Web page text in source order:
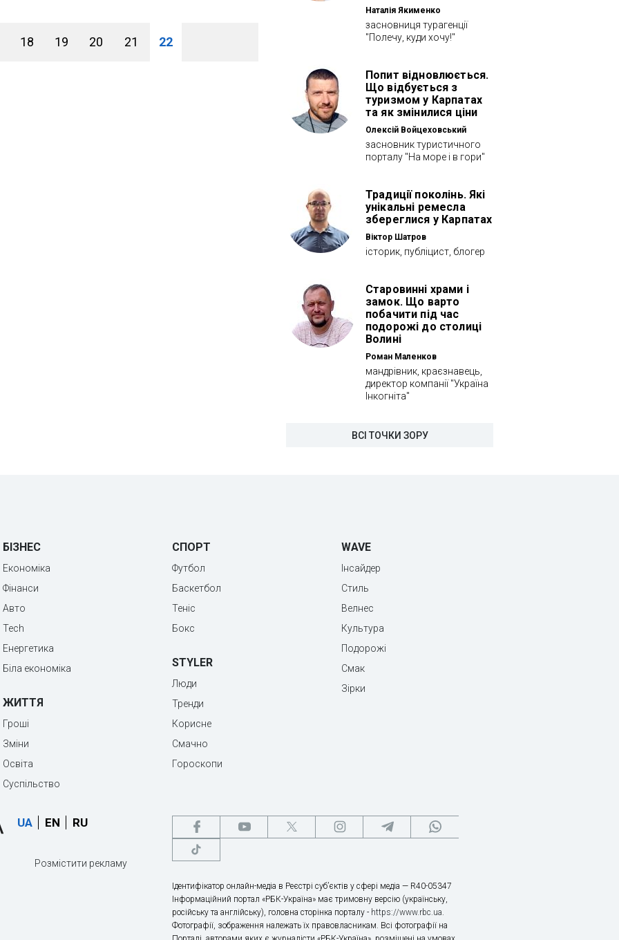
18 19 20 21 22
Наталія Якименко
засновниця турагенції
"Полечу, куди хочу!"
Попит відновлюється.
Що відбується з
туризмом у Карпатах
та як змінилися ціни
Олексій Войцеховський
засновник туристичного
порталу "На море і в гори"
Традиції поколінь. Які
унікальні ремесла
збереглися у Карпатах
Віктор Шатров
історик, публіцист, блогер
Старовинні храми і
замок. Що варто
побачити під час
подорожі до столиці
Волині
Роман Маленков
мандрівник, краєзнавець,
директор компанії "Україна
Інкогніта"
ВСІ ТОЧКИ ЗОРУ
БІЗНЕС
Економіка
Фінанси
Авто
Tech
Енергетика
Біла економіка
ЖИТТЯ
Гроші
Зміни
Освіта
Суспільство
СПОРТ
Футбол
Баскетбол
Теніс
Бокс
STYLER
Люди
Тренди
Корисне
Смачно
Гороскопи
WAVE
Інсайдер
Стиль
Велнес
Культура
Подорожі
Смак
Зірки
UA EN RU
Розмістити рекламу
Ідентифікатор онлайн-медіа в Реєстрі суб’єктів у сфері медіа — R40-05347
Інформаційний портал «РБК-Україна» має тримовну версію (українську,
російську та англійську), головна сторінка порталу - https://www.rbc.ua.
Фотографії, зображення належать їх правовласникам. Всі фотографії на